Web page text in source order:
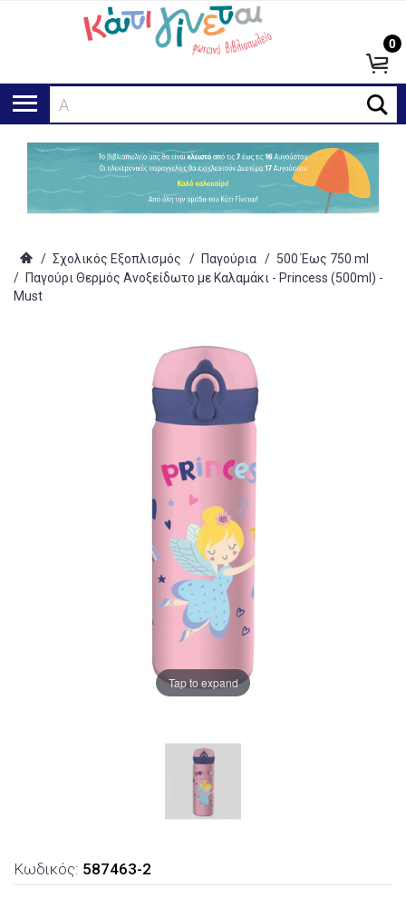
Ανα
0
/ Σχολικός Εξοπλισμός / Παγούρια / 500 Έως 750 ml
/ Παγούρι Θερμός Ανοξείδωτο με Καλαμάκι - Princess (500ml) -
Must
Tap to expand
Κωδικός: 587463-2